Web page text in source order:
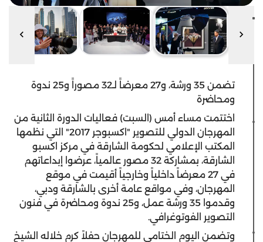
تضمن 35 ورشة، و27 معرضاً لـ32 مصوراً و25 ندوة
ومحاضرة
اختتمت مساء أمس (السبت) فعاليات الدورة الثانية من
المهرجان الدولي للتصوير "اكسبوجر 2017" التي نظمها
المكتب الإعلامي لحكومة الشارقة في مركز اكسبو
الشارقة، بمشاركة 32 مصور عالمياً، عرضوا إبداعاتهم
في 27 معرضاً داخلياً وخارجياً أقيمت في موقع
المهرجان، وفي مواقع عامة أخرى بالشارقة ودبي،
وقدموا 35 ورشة عمل، و25 ندوة ومحاضرة في فنون
التصوير الفوتوغرافي.
وتضمن اليوم الختامي للمهرجان حفلاً كرم خلاله الشيخ